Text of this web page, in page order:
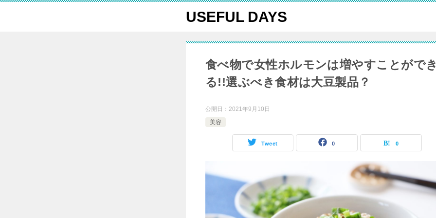
USEFUL DAYS
食べ物で女性ホルモンは増やすことがで
る!!選ぶべき食材は大豆製品？
公開日： 2021年9月10日
美容
Tweet 0 0